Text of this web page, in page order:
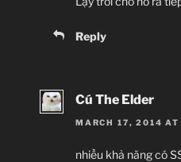
Reply
Cú The Elder
MARCH 17, 2014
nhiều khả năng có